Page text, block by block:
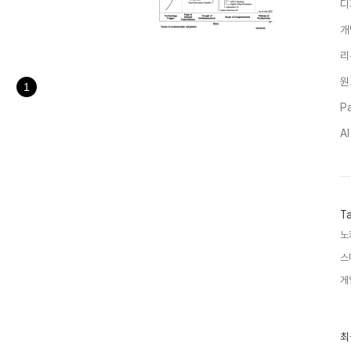
한다. 바로 전문 리서치 기관
1
노
스
게
최